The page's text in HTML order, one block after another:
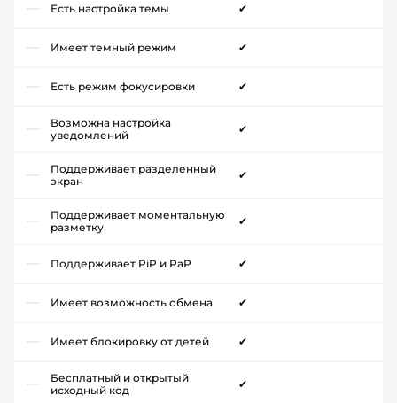
Есть настройка темы ✔
Имеет темный режим ✔
Есть режим фокусировки ✔
Возможна настройка
уведомлений
✔
Поддерживает разделенный
экран
✔
Поддерживает моментальную
разметку
✔
Поддерживает PiP и PaP ✔
Имеет возможность обмена ✔
Имеет блокировку от детей ✔
Бесплатный и открытый
исходный код
✔